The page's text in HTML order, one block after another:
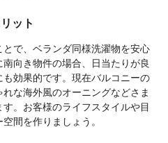
ット
で、ベランダ同様洗濯物を安心
向き物件の場合、日当たりが良
効果的です。現在バルコニーの
な海外風のオーニングなどさま
。お客様のライフスタイルや目
間を作りましょう。